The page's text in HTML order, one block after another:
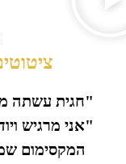
"חגית עשתה
"אני מרגיש
המקסימום